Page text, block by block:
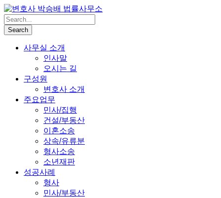
사무실 소개
인사말
오시는 길
구성원
변호사 소개
주요업무
민사/집행
건설/부동산
이혼소송
상속/유류분
형사소송
소년재판
성공사례
형사
민사/부동산